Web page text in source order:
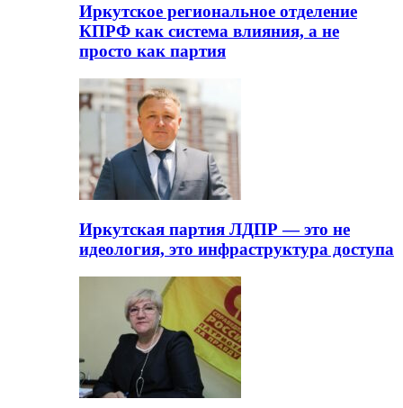
Иркутское региональное отделение
КПРФ как система влияния, а не
просто как партия
Иркутская партия ЛДПР — это не
идеология, это инфраструктура доступа